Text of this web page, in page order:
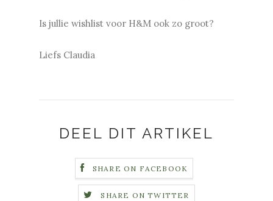
Is jullie wishlist voor H&M ook zo groot?
Liefs Claudia
DEEL DIT ARTIKEL
SHARE ON FACEBOOK
SHARE ON TWITTER